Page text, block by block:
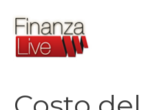
contenuto